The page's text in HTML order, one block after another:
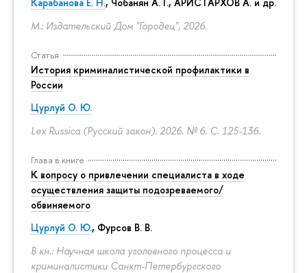
М.: Издательский Дом "Городец", 2026.
Статья
История криминалистической профилактики в
России
Цурлуй О. Ю.
Lex Russica (Русский закон). 2026. № 6. С. 125-136.
Глава в книге
К вопросу о привлечении специалиста в ходе
осуществления защиты подозреваемого/
обвиняемого
Цурлуй О. Ю., Фурсов В. В.
В кн.: Научная школа уголовного процесса и
криминалистики Санкт-Петербургского